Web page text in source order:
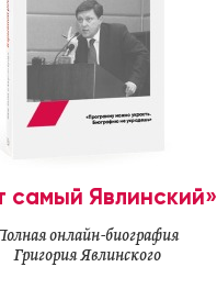
самый Явлинский»
онлайн-биография
Григория Явлинского